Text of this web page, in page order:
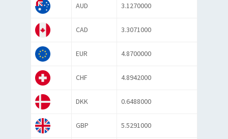
AUD 3.1270000
CAD 3.3071000
EUR 4.8700000
CHF 4.8942000
DKK 0.6488000
GBP 5.5291000